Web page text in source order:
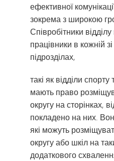
ефективної
зокрема з широкою
Співробітники
працівники в кожній
підрозділах,
такі як відділи
мають право
округу на сторінках,
покладено на них.
які можуть
округу або шкіл на
додаткового